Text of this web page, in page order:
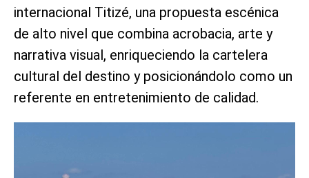
internacional Titizé, una propuesta escénica
de alto nivel que combina acrobacia, arte y
narrativa visual, enriqueciendo la cartelera
cultural del destino y posicionándolo como un
referente en entretenimiento de calidad.